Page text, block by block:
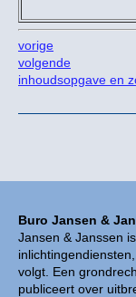
Buro Jansen &
Jansen & Janssen
volgt. Een
publiceert over
vorige
volgende
inhoudsopgave en